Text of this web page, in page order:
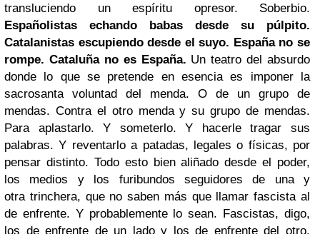
transluciendo un espíritu opresor. Soberbio.
Españolistas echando babas desde su púlpito.
Catalanistas escupiendo desde el suyo. España no se
rompe. Cataluña no es España. Un teatro del absurdo
donde lo que se pretende en esencia es imponer la
sacrosanta voluntad del menda. O de un grupo de
mendas. Contra el otro menda y su grupo de mendas.
Para aplastarlo. Y someterlo. Y hacerle tragar sus
palabras. Y reventarlo a patadas, legales o físicas, por
pensar distinto. Todo esto bien aliñado desde el poder,
los medios y los furibundos seguidores de una y
otra trinchera, que no saben más que llamar fascista al
de enfrente. Y probablemente lo sean. Fascistas, digo,
los de enfrente de un lado y los de enfrente del otro.